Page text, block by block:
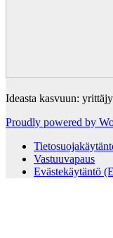
Ideasta kasvuun:
Proudly powered by
Vastuuvapaus
Evästekäytäntö